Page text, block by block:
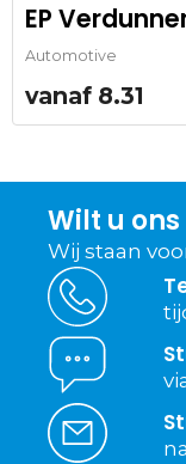
EP
Automotive
vanaf 8.31
Wilt u
Wij staan